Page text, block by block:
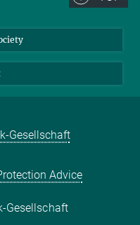
Gesellschaft
Advice
Gesellschaft